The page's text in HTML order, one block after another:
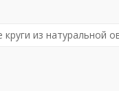
из натуральной